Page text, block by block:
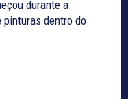
pinturas dentro do